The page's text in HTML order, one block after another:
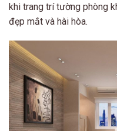
khi trang trí tường phòng
đẹp mắt và hài hòa.